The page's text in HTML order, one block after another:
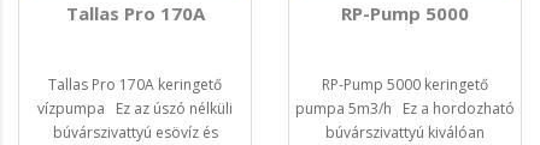
Tallas Pro 170A
Tallas Pro 170A keringető
vízpumpa Ez az úszó nélküli
búvárszivattyú esövíz és
RP-Pump 5000
RP-Pump 5000 keringető
pumpa 5m3/h Ez a hordozható
búvárszivattyú kiválóan